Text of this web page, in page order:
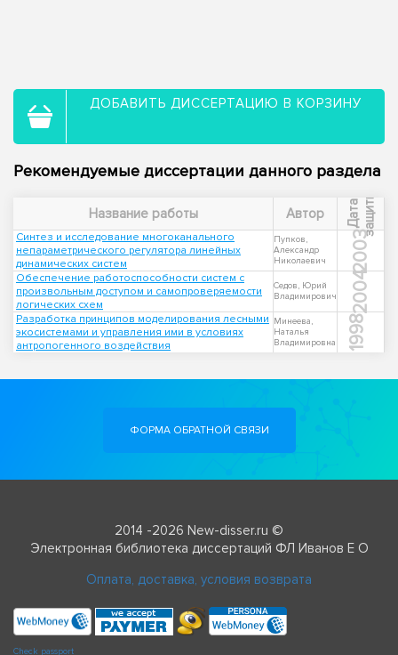
ДОБАВИТЬ ДИССЕРТАЦИЮ В КОРЗИНУ
Рекомендуемые диссертации данного раздела
Название работы Автор Д
а
т
а
з
а
щ
и
т ы
Синтез и исследование многоканального
непараметрического регулятора линейных
динамических систем
Пупков,
Александр
Николаевич
2003
Обеспечение работоспособности систем с
произвольным доступом и самопроверяемости
логических схем
Седов, Юрий
Владимирович
2004
Разработка принципов моделирования лесными
экосистемами и управления ими в условиях
антропогенного воздействия
Минеева,
Наталья
Владимировна
1998
ФОРМА ОБРАТНОЙ СВЯЗИ
2014 -2026 New-disser.ru ©
Электронная библиотека диссертаций ФЛ Иванов Е О
Оплата, доставка, условия возврата
Check passport